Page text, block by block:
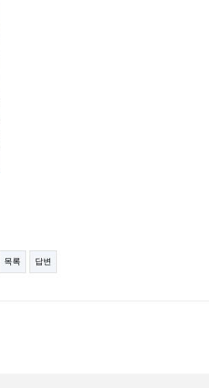
목록 답변